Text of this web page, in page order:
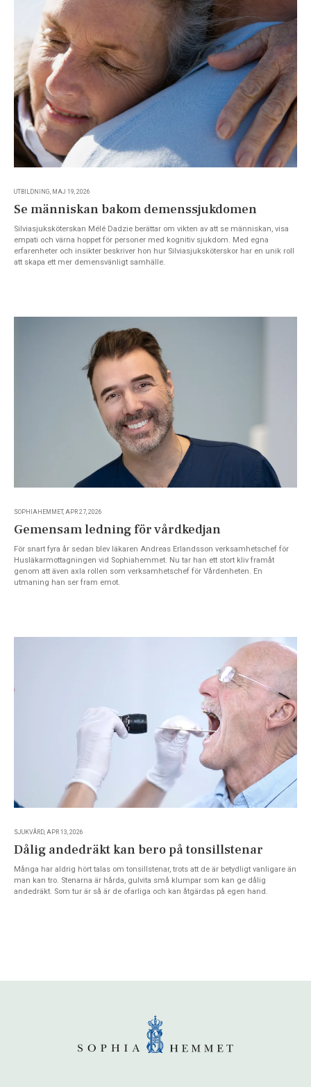
UTBILDNING, MAJ 19, 2026
Se människan bakom demenssjukdomen
Silviasjuksköterskan Mélé Dadzie berättar om vikten av att se människan, visa
empati och värna hoppet för personer med kognitiv sjukdom. Med egna
erfarenheter och insikter beskriver hon hur Silviasjuksköterskor har en unik roll
att skapa ett mer demensvänligt samhälle.
SOPHIAHEMMET, APR 27, 2026
Gemensam ledning för vårdkedjan
För snart fyra år sedan blev läkaren Andreas Erlandsson verksamhetschef för
Husläkarmottagningen vid Sophiahemmet. Nu tar han ett stort kliv framåt
genom att även axla rollen som verksamhetschef för Vårdenheten. En
utmaning han ser fram emot.
SJUKVÅRD, APR 13, 2026
Dålig andedräkt kan bero på tonsillstenar
Många har aldrig hört talas om tonsillstenar, trots att de är betydligt vanligare än
man kan tro. Stenarna är hårda, gulvita små klumpar som kan ge dålig
andedräkt. Som tur är så är de ofarliga och kan åtgärdas på egen hand.